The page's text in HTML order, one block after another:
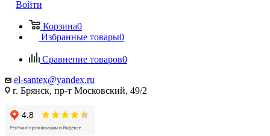
Войти
Корзина0
Избранные товары0
Сравнение товаров0
el-santex@yandex.ru
г. Брянск, пр-т Московский, 49/2